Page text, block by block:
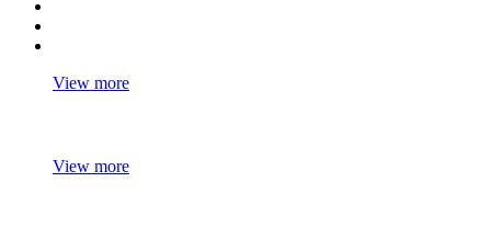
View more
View more